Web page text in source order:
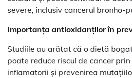
severe, inclusiv cancerul bronho-
Importanța antioxidanților în
Studiile au arătat că o dietă
poate reduce riscul de cancer
inflamatorii și prevenirea